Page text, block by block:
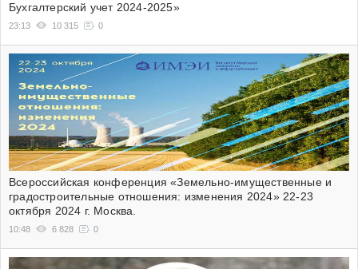
Бухгалтерский учет 2024-2025»
23:13 10 315 0
Всероссийская конференция «Земельно-имущественные и
градостроительные отношения: изменения 2024» 22-23
октября 2024 г. Москва.
10:48 6 828 0